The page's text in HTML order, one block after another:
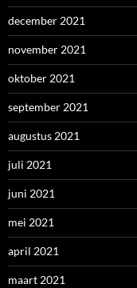
december 2021
november 2021
oktober 2021
september 2021
augustus 2021
juli 2021
juni 2021
mei 2021
april 2021
maart 2021